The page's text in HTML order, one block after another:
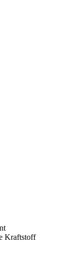
Kraftstoff